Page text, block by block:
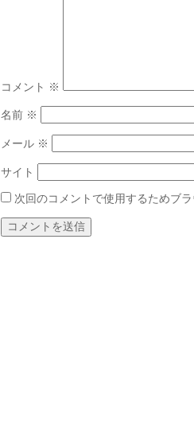
コメント ※
名前 ※
メール ※
サイト
次回のコメントで使用するためブ